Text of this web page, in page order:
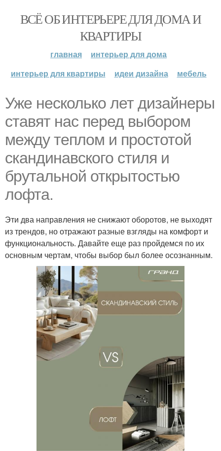
ВСЁ ОБ ИНТЕРЬЕРЕ ДЛЯ ДОМА И
КВАРТИРЫ
главная
интерьер для дома
интерьер для квартиры
идеи дизайна мебель
Уже несколько лет дизайнеры
ставят нас перед выбором
между теплом и простотой
скандинавского стиля и
брутальной открытостью
лофта.
Эти два направления не снижают оборотов, не выходят
из трендов, но отражают разные взгляды на комфорт и
функциональность. Давайте еще раз пройдемся по их
основным чертам, чтобы выбор был более осознанным.